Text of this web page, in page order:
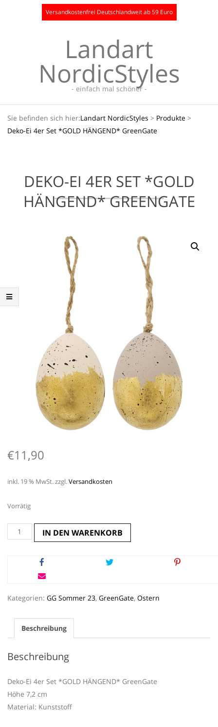
Versandkostenfrei Deutschlandweit ab 59 Euro
Landart
NordicStyles
- einfach mal schöner -
Navigation
Menu
Sie befinden sich hier:Landart NordicStyles > Produkte >
Deko-Ei 4er Set *GOLD HÄNGEND* GreenGate
DEKO-EI 4ER SET *GOLD
HÄNGEND* GREENGATE
€11,90
inkl. 19 % MwSt.zzgl.Versandkosten
Vorrätig
Deko-
Ei
HÄNGEND*
IN DEN WARENKORB
Kategorien: GG Sommer 23, GreenGate, Ostern
Beschreibung
Beschreibung
Deko-Ei 4er Set *GOLD HÄNGEND* GreenGate
Höhe 7,2 cm
Material: Kunststoff